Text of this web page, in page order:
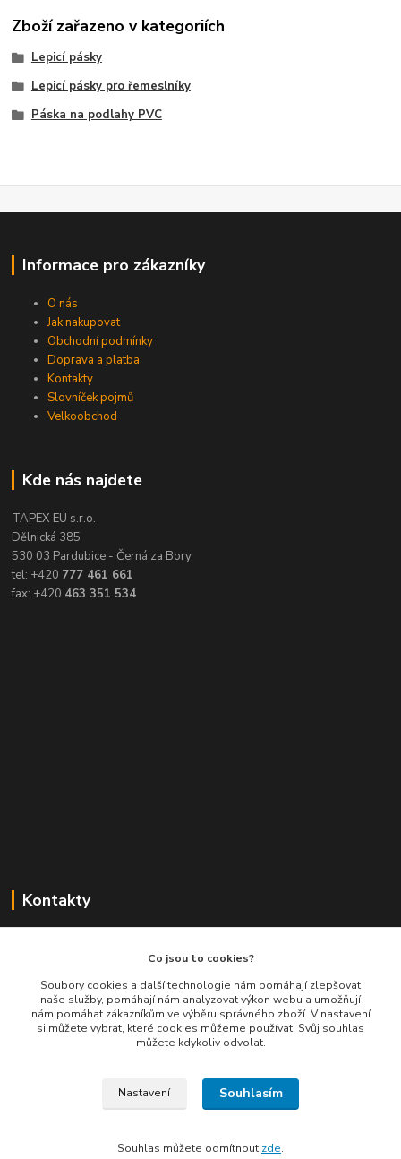
Zboží zařazeno v kategoriích
Lepicí pásky
Lepicí pásky pro řemeslníky
Páska na podlahy PVC
Informace pro zákazníky
O nás
Jak nakupovat
Obchodní podmínky
Doprava a platba
Kontakty
Slovníček pojmů
Velkoobchod
Kde nás najdete
TAPEX EU s.r.o.
Dělnická 385
530 03 Pardubice - Černá za Bory
tel: +420 777 461 661
fax: +420 463 351 534
Kontakty
+420 777 461 661
(Po-Pá, 8-16 hod.)
info@balimespolu.cz
Co jsou to cookies?
Soubory cookies a další technologie nám pomáhají zlepšovat
naše služby, pomáhají nám analyzovat výkon webu a umožňují
nám pomáhat zákazníkům ve výběru správného zboží. V nastavení
si můžete vybrat, které cookies můžeme používat. Svůj souhlas
můžete kdykoliv odvolat.
Nastavení Souhlasím
Souhlas můžete odmítnout zde.